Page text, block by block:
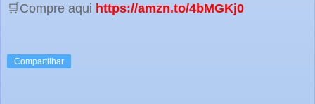
🛒Compre aqui https://amzn.to/4bMGKj0
Compartilhar